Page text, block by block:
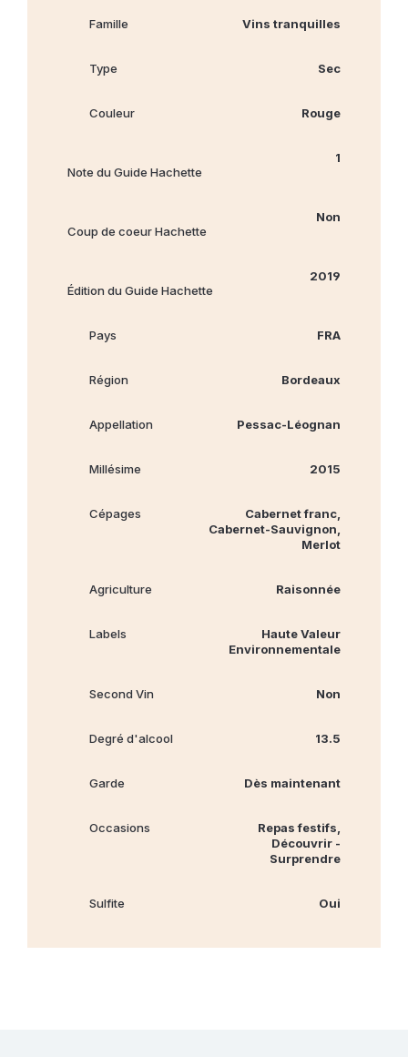
Famille Vins tranquilles
Type Sec
Couleur Rouge
Note du Guide Hachette
1
Coup de coeur Hachette
Non
Édition du Guide Hachette
2019
Pays FRA
Région Bordeaux
Appellation Pessac-Léognan
Millésime 2015
Cépages
Cabernet franc,
Cabernet‐Sauvignon,
Merlot
Agriculture Raisonnée
Labels
Haute Valeur
Environnementale
Second Vin Non
Degré d'alcool 13.5
Garde Dès maintenant
Occasions
Repas festifs,
Découvrir -
Surprendre
Sulfite Oui